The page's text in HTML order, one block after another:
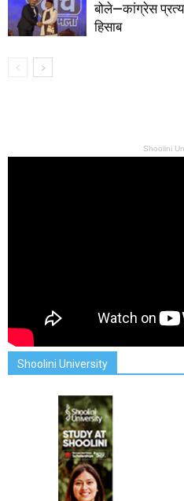
बोले—कांग्रेस
हिसाब
Shoolini
Shoolini University